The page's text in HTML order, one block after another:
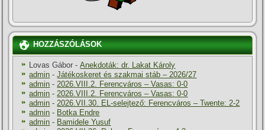
HOZZÁSZÓLÁSOK
Lovas Gábor -Anekdoták: dr. Lakat Károly
admin -Játékoskeret és szakmai stáb – 2026/27
admin -2026.VIII.2. Ferencváros – Vasas: 0-0
admin -2026.VIII.2. Ferencváros – Vasas: 0-0
admin -2026.VII.30. EL-selejtező: Ferencváros – Twente: 2-2
admin - Botka Endre
admin - Bamidele Yusuf